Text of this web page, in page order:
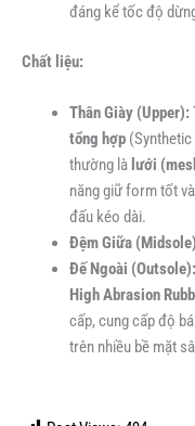
đáng kể tốc độ
Chất liệu:
Thân Giày (Upper):
tổng hợp(Synthetic
thường là lưới
năng giữ form tốt
đấu kéo dài.
Đệm Giữa
Đế Ngoài (Outsole):
High Abrasion
cấp, cung cấp độ
trên nhiều bề mặt